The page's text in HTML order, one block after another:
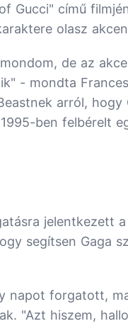
Gucci" című
olasz
de az
- mondta
arról, hogy
ben felbérelt
jelentkezett
segítsen Gaga
napot forgatott,
"Azt hiszem,